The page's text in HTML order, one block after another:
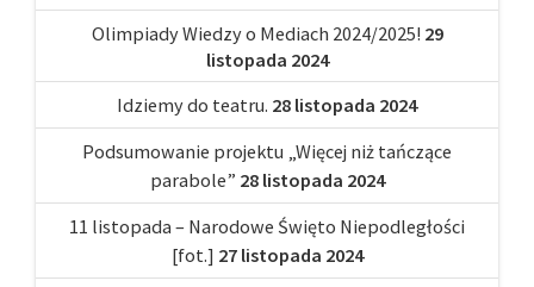
Olimpiady Wiedzy o Mediach 2024/2025! 29
listopada 2024
Idziemy do teatru. 28 listopada 2024
Podsumowanie projektu „Więcej niż tańczące
parabole” 28 listopada 2024
11 listopada – Narodowe Święto Niepodległości
[fot.] 27 listopada 2024